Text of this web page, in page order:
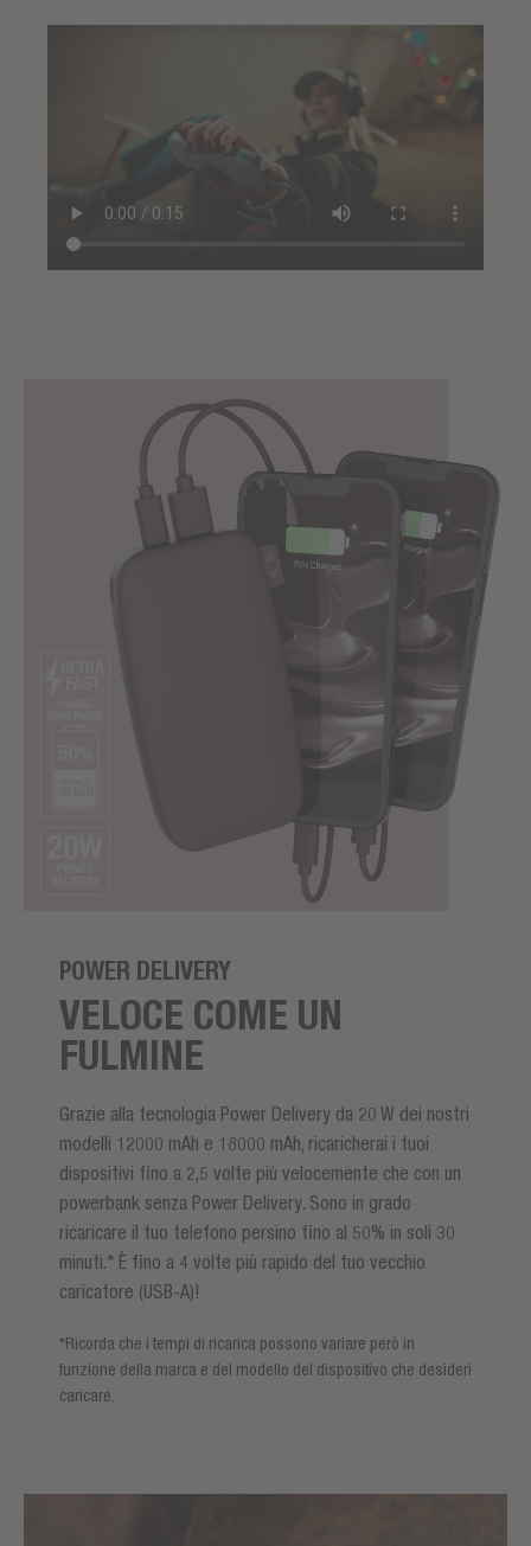
POWER DELIVERY
VELOCE COME UN
FULMINE
Grazie alla tecnologia Power Delivery da 20 W dei nostri
modelli 12000 mAh e 18000 mAh, ricaricherai i tuoi
dispositivi fino a 2,5 volte più velocemente che con un
powerbank senza Power Delivery. Sono in grado
ricaricare il tuo telefono persino fino al 50% in soli 30
minuti.* È fino a 4 volte più rapido del tuo vecchio
caricatore (USB-A)!
*Ricorda che i tempi di ricarica possono variare però in
funzione della marca e del modello del dispositivo che desideri
caricare.